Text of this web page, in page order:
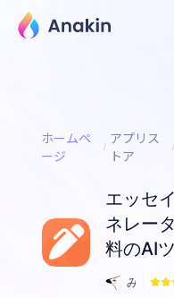
ホームペ
ージ
アプリス
トア
エッセ
ネレー
料のAI
み